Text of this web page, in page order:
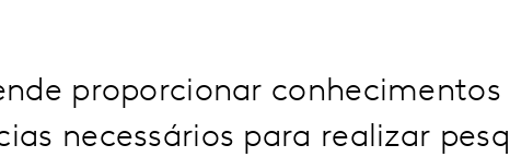
proporcionar conhecimentos
necessários para realizar